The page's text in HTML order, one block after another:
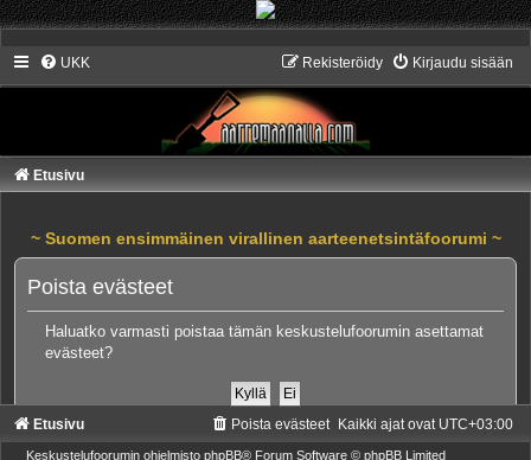
UKK Kirjaudu sisään
Rekisteröidy
Etusivu
~ Suomen ensimmäinen virallinen aarteenetsintäfoorumi ~
Poista evästeet
Haluatko varmasti poistaa tämän keskustelufoorumin asettamat
evästeet?
Etusivu Kaikki ajat ovat UTC+03:00
Poista evästeet
Keskustelufoorumin ohjelmisto phpBB® Forum Software © phpBB Limited